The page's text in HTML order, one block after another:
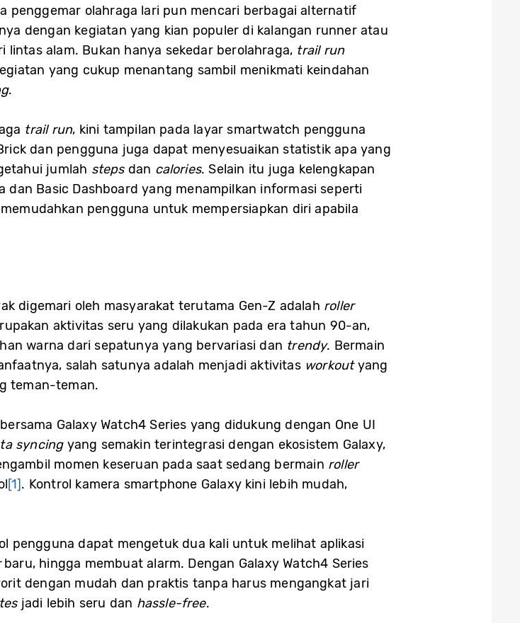
penggemar olahraga lari pun mencari berbagai alternatif
dengan kegiatan yang kian populer di kalangan runner atau
lintas alam. Bukan hanya sekedar berolahraga, trail run
yang cukup menantang sambil menikmati keindahan
.
trail run, kini tampilan pada layar smartwatch pengguna
dan pengguna juga dapat menyesuaikan statistik apa yang
jumlah stepsdan calories. Selain itu juga kelengkapan
Basic Dashboard yang menampilkan informasi seperti
pengguna untuk mempersiapkan diri apabila
digemari oleh masyarakat terutama Gen-Z adalah roller
aktivitas seru yang dilakukan pada era tahun 90-an,
warna dari sepatunya yang bervariasi dan trendy. Bermain
salah satunya adalah menjadi aktivitas workoutyang
teman-teman.
Galaxy Watch4 Series yang didukung dengan One UI
syncingyang semakin terintegrasi dengan ekosistem Galaxy,
momen keseruan pada saat sedang bermain roller
[1]. Kontrol kamera smartphone Galaxy kini lebih mudah,
pengguna dapat mengetuk dua kali untuk melihat aplikasi
baru, hingga membuat alarm. Dengan Galaxy Watch4 Series
dengan mudah dan praktis tanpa harus mengangkat jari
jadi lebih seru dan hassle-free.